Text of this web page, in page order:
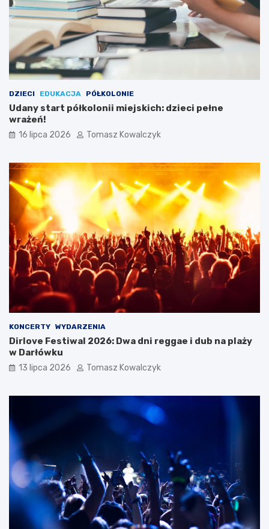
DZIECI EDUKACJA PÓŁKOLONIE
Udany start półkolonii miejskich: dzieci pełne
wrażeń!
16 lipca 2026 Tomasz Kowalczyk
KONCERTY WYDARZENIA
Dirlove Festiwal 2026: Dwa dni reggae i dub na plaży
w Darłówku
13 lipca 2026 Tomasz Kowalczyk